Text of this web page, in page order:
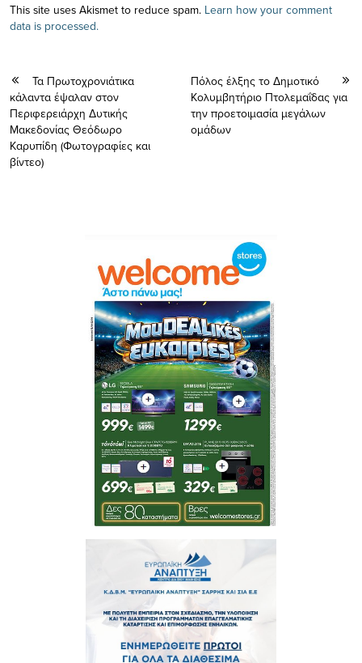
This site uses Akismet to reduce spam. Learn how your comment
data is processed.
Τα Πρωτοχρονιάτικα
κάλαντα έψαλαν στον
Περιφερειάρχη Δυτικής
Μακεδονίας Θεόδωρο
Καρυπίδη (Φωτογραφίες και
βίντεο)
Πόλος έλξης το Δημοτικό
Κολυμβητήριο Πτολεμαΐδας για
την προετοιμασία μεγάλων
ομάδων